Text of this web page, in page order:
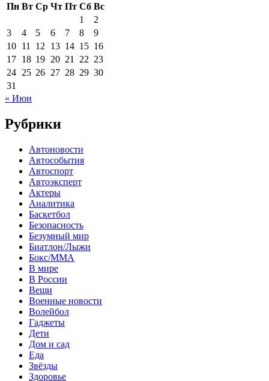
Пн Вт Ср Чт Пт Сб Вс
1
2
3
4 5 6 7 8
9
10 11 12 13 14 15 16
17 18 19 20 21 22 23
24 25 26 27 28 29 30
31
« Июн
Рубрики
Автоновости
Автособытия
Автоспорт
Автоэксперт
Актеры
Аналитика
Баскетбол
Безопасность
Безумный мир
Биатлон/Лыжи
Бокс/MMA
В мире
В России
Вещи
Военные новости
Волейбол
Гаджеты
Дети
Дом и сад
Еда
Звёзды
Здоровье